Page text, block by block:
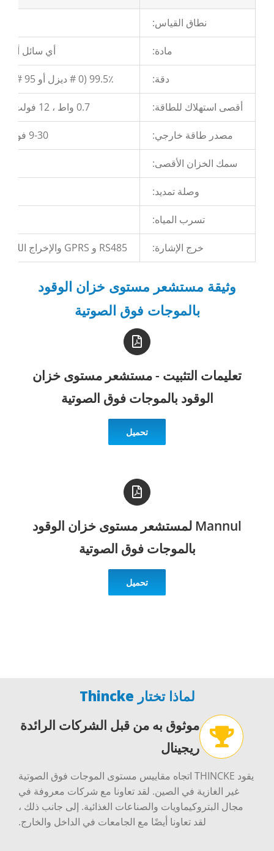
نطاق القياس:
مادة: أي سائل أو
دقة: 99.5٪ (0 # ديزل أو 95 # بنزين ، 25 ℃)
أقصى استهلاك للطاقة: 0.7 واط ، 12 فولت تيار مستمر）
مصدر طاقة خارجي: 9-30 فولت تيار مستمر
سمك الخزان الأقصى:
وصلة تمديد:
تسرب المياه:
خرج الإشارة: RS485 و GPRS والإخراج اللاسلكي اختياري
وثيقة مستشعر مستوى خزان الوقود
بالموجات فوق الصوتية
تعليمات التثبيت - مستشعر مستوى خزان
الوقود بالموجات فوق الصوتية
تحميل
Mannul لمستشعر مستوى خزان الوقود
بالموجات فوق الصوتية
تحميل
لماذا تختار Thincke
موثوق به من قبل الشركات الرائدة
ريجينال
يقود THINCKE اتجاه مقاييس مستوى الموجات فوق الصوتية
غير الغازية في الصين. لقد تعاونا مع شركات معروفة في
مجال البتروكيماويات والصناعات الغذائية. إلى جانب ذلك ،
لقد تعاونا أيضًا مع الجامعات في الداخل والخارج.